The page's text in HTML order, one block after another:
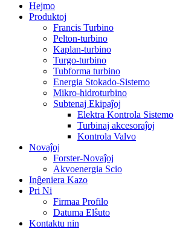
Hejmo
Produktoj
Francis Turbino
Pelton-turbino
Kaplan-turbino
Turgo-turbino
Tubforma turbino
Energia Stokado-Sistemo
Mikro-hidroturbino
Subtenaj Ekipaĵoj
Elektra Kontrola Sistemo
Turbinaj akcesoraĵoj
Kontrola Valvo
Novaĵoj
Forster-Novaĵoj
Akvoenergia Scio
Inĝeniera Kazo
Pri Ni
Firmaa Profilo
Datuma Elŝuto
Kontaktu nin